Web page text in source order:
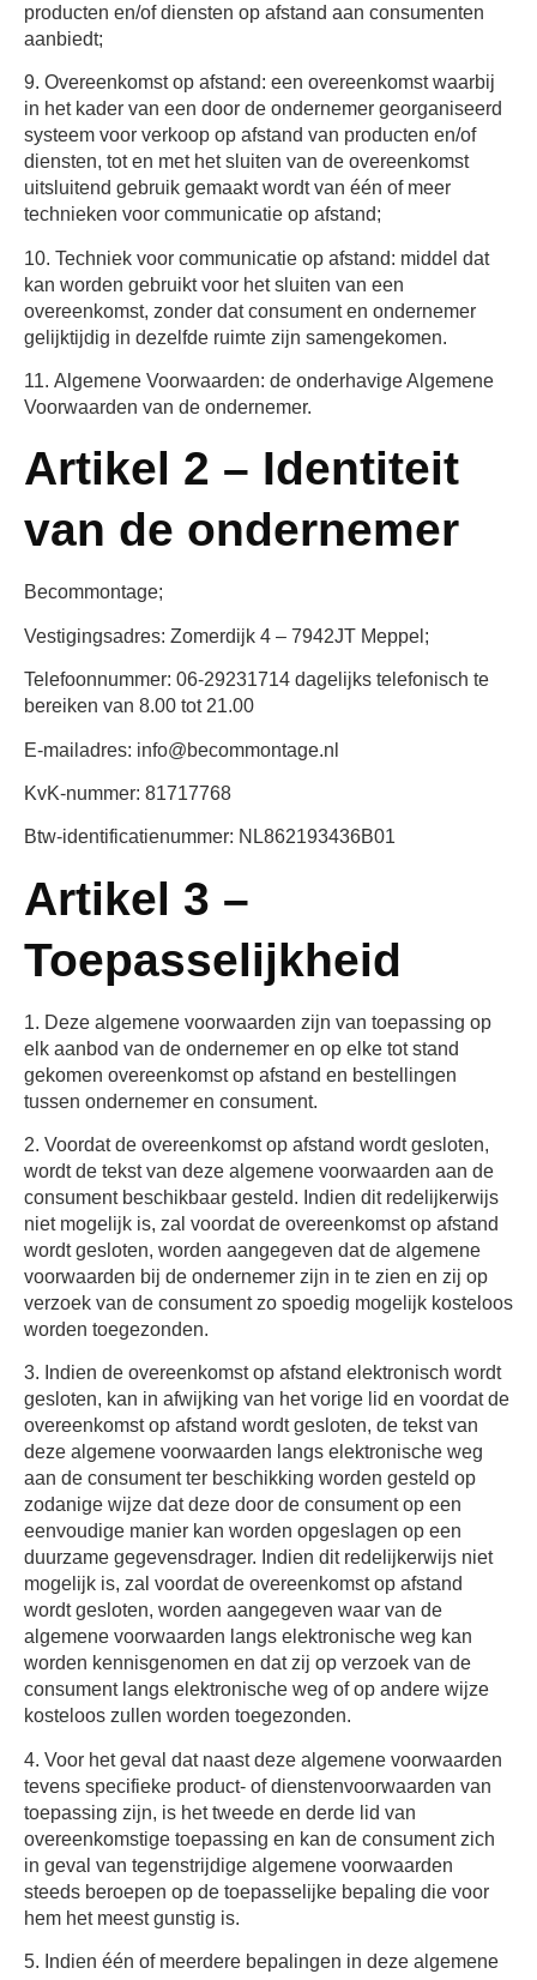
producten en/of diensten op afstand aan consumenten
aanbiedt;
9. Overeenkomst op afstand: een overeenkomst waarbij
in het kader van een door de ondernemer georganiseerd
systeem voor verkoop op afstand van producten en/of
diensten, tot en met het sluiten van de overeenkomst
uitsluitend gebruik gemaakt wordt van één of meer
technieken voor communicatie op afstand;
10. Techniek voor communicatie op afstand: middel dat
kan worden gebruikt voor het sluiten van een
overeenkomst, zonder dat consument en ondernemer
gelijktijdig in dezelfde ruimte zijn samengekomen.
11. Algemene Voorwaarden: de onderhavige Algemene
Voorwaarden van de ondernemer.
Artikel 2 – Identiteit
van de ondernemer
Becommontage;
Vestigingsadres: Zomerdijk 4 – 7942JT Meppel;
Telefoonnummer: 06-29231714 dagelijks telefonisch te
bereiken van 8.00 tot 21.00
E-mailadres: info@becommontage.nl
KvK-nummer: 81717768
Btw-identificatienummer: NL862193436B01
Artikel 3 –
Toepasselijkheid
1. Deze algemene voorwaarden zijn van toepassing op
elk aanbod van de ondernemer en op elke tot stand
gekomen overeenkomst op afstand en bestellingen
tussen ondernemer en consument.
2. Voordat de overeenkomst op afstand wordt gesloten,
wordt de tekst van deze algemene voorwaarden aan de
consument beschikbaar gesteld. Indien dit redelijkerwijs
niet mogelijk is, zal voordat de overeenkomst op afstand
wordt gesloten, worden aangegeven dat de algemene
voorwaarden bij de ondernemer zijn in te zien en zij op
verzoek van de consument zo spoedig mogelijk kosteloos
worden toegezonden.
3. Indien de overeenkomst op afstand elektronisch wordt
gesloten, kan in afwijking van het vorige lid en voordat de
overeenkomst op afstand wordt gesloten, de tekst van
deze algemene voorwaarden langs elektronische weg
aan de consument ter beschikking worden gesteld op
zodanige wijze dat deze door de consument op een
eenvoudige manier kan worden opgeslagen op een
duurzame gegevensdrager. Indien dit redelijkerwijs niet
mogelijk is, zal voordat de overeenkomst op afstand
wordt gesloten, worden aangegeven waar van de
algemene voorwaarden langs elektronische weg kan
worden kennisgenomen en dat zij op verzoek van de
consument langs elektronische weg of op andere wijze
kosteloos zullen worden toegezonden.
4. Voor het geval dat naast deze algemene voorwaarden
tevens specifieke product- of dienstenvoorwaarden van
toepassing zijn, is het tweede en derde lid van
overeenkomstige toepassing en kan de consument zich
in geval van tegenstrijdige algemene voorwaarden
steeds beroepen op de toepasselijke bepaling die voor
hem het meest gunstig is.
5. Indien één of meerdere bepalingen in deze algemene